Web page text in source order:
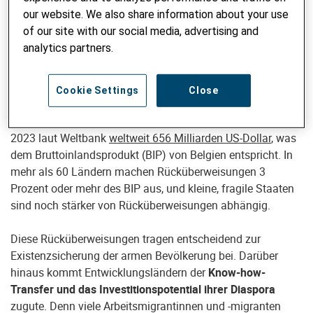
rechtlichen Rahmenbedingungen sowie von der jeweiligen
Schutzgewährung.
Für ärmere Länder ist die Bedeutung vonArbeitsmigration
gross. Allein dieRücküberweisungen(engl. Remittances) –
2023 laut Weltbankweltweit 656 Milliarden US-Dollar, was
dem Bruttoinlandsprodukt (BIP) von Belgien entspricht. In
mehr als 60 Ländern machen Rücküberweisungen 3
Prozent oder mehr des BIP aus, und kleine, fragile Staaten
sind noch stärker von Rücküberweisungen abhängig.
Diese Rücküberweisungen tragen entscheidend zur
Existenzsicherung der armen Bevölkerung bei. Darüber
hinaus kommt Entwicklungsländern derKnow-how-
Transfer und das Investitionspotential ihrer Diaspora
zugute. Denn viele Arbeitsmigrantinnen und -migranten
our website. We also share information about your use
of our site with our social media, advertising and
analytics partners.
Close
Cookie Settings